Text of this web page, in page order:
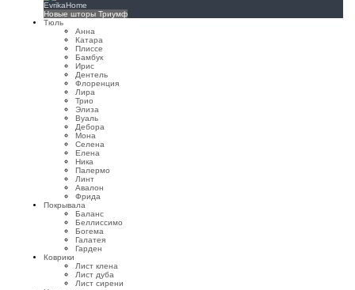
EvrikaHome
Новые шторы Триумф
Тюль
Анна
Катара
Плиссе
Бамбук
Ирис
Дентель
Флоренция
Лира
Трио
Элиза
Вуаль
Дебора
Мона
Селена
Елена
Ника
Палермо
Линт
Авалон
Фрида
Покрывала
Баланс
Беллиссимо
Богема
Галатея
Гарден
Коврики
Лист клена
Лист дуба
Лист сирени